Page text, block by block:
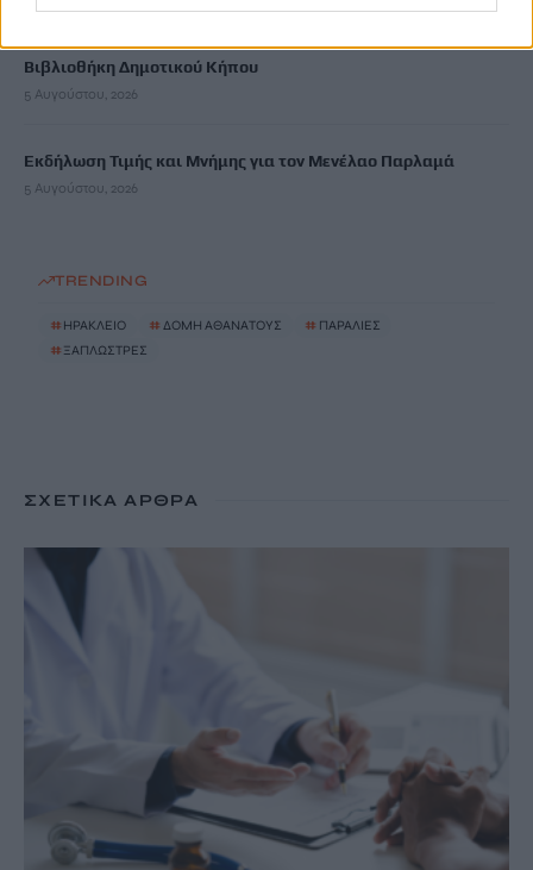
Βιβλιοθήκη Δημοτικού Κήπου
5 Αυγούστου, 2026
Εκδήλωση Τιμής και Μνήμης για τον Μενέλαο Παρλαμά
5 Αυγούστου, 2026
TRENDING
# ΗΡΑΚΛΕΙΟ # ΔΟΜΗ ΑΘΑΝΑΤΟΥΣ # ΠΑΡΑΛΙΕΣ
# ΞΑΠΛΩΣΤΡΕΣ
ΣΧΕΤΙΚΆ ΆΡΘΡΑ